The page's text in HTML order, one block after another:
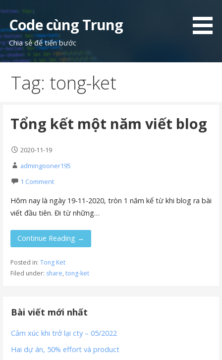
content
Code cùng Trung
Chia sẻ để tiến bước
Tag: tong-ket
Tổng kết một năm viết blog
2020-11-19
admingooner195
1 Comment
Hôm nay là ngày 19-11-2020, tròn 1 năm kể từ khi blog ra bài
viết đầu tiên. Đi từ những…
Continue Reading →
Posted in: Tong Ket
Filed under: share, tong-ket
Bài viết mới nhất
Cảm xúc khi trở lại cty – 05/2022
Hai dự án, 50% effort và product